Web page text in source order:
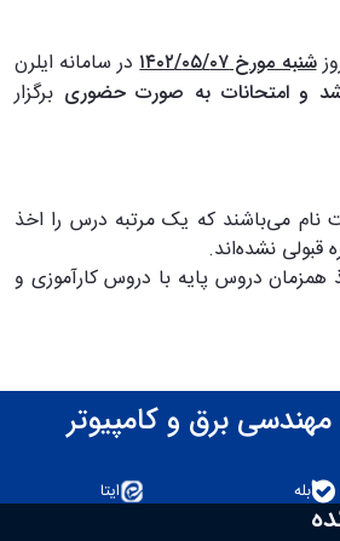
شنبه مورخ ۰۷/‏۰۵/‏۱۴۰۲
در سامانه ایلرن
و امتحانات به صورت حضوری برگزار
نام می‌باشند که یک مرتبه درس را اخذ
قبولی نشده‌اند.
همزمان دروس پایه با دروس کارآموزی و
برق و کامپیوتر
بله ایتا